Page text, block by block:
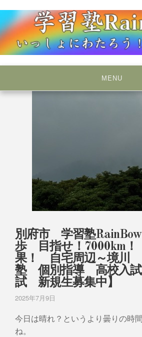
to
content
学習塾RainBow
MENU
別府市 学習塾
歩 目指せ！7000km
果！ 自宅周辺～境川
塾 個別指導 高校入
試 新規生募集中】
2025年7月9日
今日は晴れ？というより曇りの時
ね。